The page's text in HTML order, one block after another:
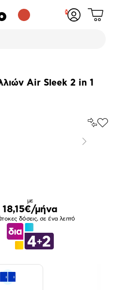
Δες
Air Sleek 2 in 1
Επόμενο
με
18,15€/μήνα
δόσεις, σε ένα λεπτό